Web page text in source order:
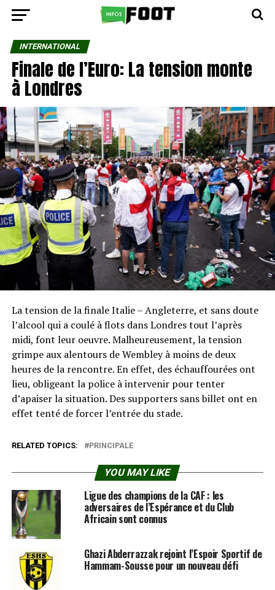
INTERNATIONAL
Finale de l’Euro: La tension monte
à Londres
La tension de la finale Italie – Angleterre, et sans doute
l’alcool qui a coulé à flots dans Londres tout l’après
midi, font leur oeuvre. Malheureusement, la tension
grimpe aux alentours de Wembley à moins de deux
heures de la rencontre. En effet, des échauffourées ont
lieu, obligeant la police à intervenir pour tenter
d’apaiser la situation. Des supporters sans billet ont en
effet tenté de forcer l’entrée du stade.
RELATED TOPICS: PRINCIPALE
YOU MAY LIKE
Ligue des champions de la CAF : les
adversaires de l’Espérance et du Club
Africain sont connus
Ghazi Abderrazzak rejoint l’Espoir Sportif de
Hammam-Sousse pour un nouveau défi